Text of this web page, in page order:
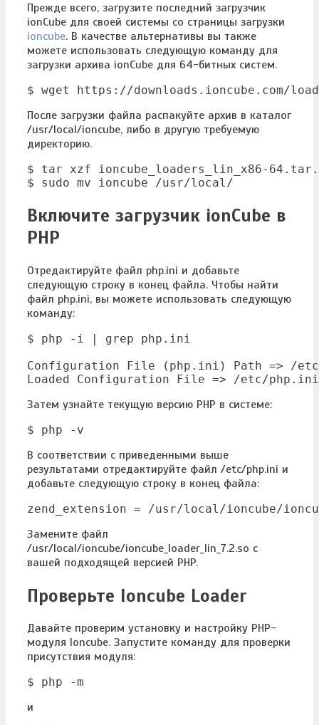
Прежде всего, загрузите последний загрузчик
ionCube для своей системы со страницы загрузки
ioncube. В качестве альтернативы вы также
можете использовать следующую команду для
загрузки архива ionCube для 64-битных систем.
$ wget https://downloads.ioncube.com/
После загрузки файла распакуйте архив в каталог
/usr/local/ioncube, либо в другую требуемую
директорию.
$ tar xzf ioncube_loaders_lin_x86-
$ sudo mv ioncube /usr/local/
Включите загрузчик ionCube в
PHP
Отредактируйте файл php.ini и добавьте
следующую строку в конец файла. Чтобы найти
файл php.ini, вы можете использовать следующую
команду:
$ php -i | grep php.ini
Configuration File (php.ini) Path => /etc
Loaded Configuration File => /etc/php.ini
Затем узнайте текущую версию PHP в системе:
$ php -v
В соответствии с приведенными выше
результатами отредактируйте файл /etc/php.ini и
добавьте следующую строку в конец файла:
zend_extension = /usr/local/ioncube/
Замените файл
/usr/local/ioncube/ioncube_loader_lin_7.2.so c
вашей подходящей версией PHP.
Проверьте Ioncube Loader
Давайте проверим установку и настройку PHP-
модуля Ioncube. Запустите команду для проверки
присутствия модуля:
$ php -m
и